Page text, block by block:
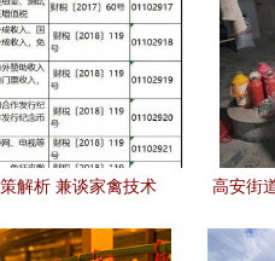
解析 兼谈家禽技术
高安街